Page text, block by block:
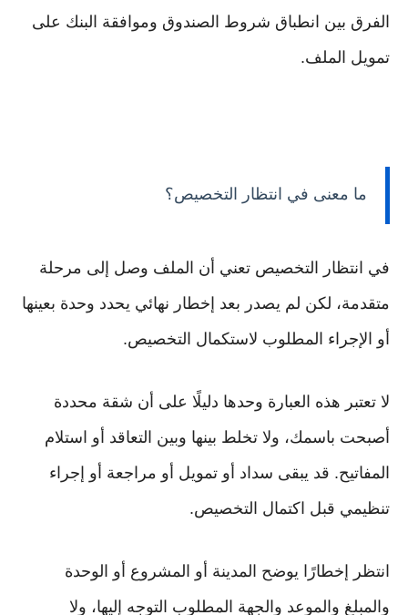
الفرق بين انطباق شروط الصندوق وموافقة البنك على
تمويل الملف.
ما معنى في انتظار التخصيص؟
في انتظار التخصيص تعني أن الملف وصل إلى مرحلة
متقدمة، لكن لم يصدر بعد إخطار نهائي يحدد وحدة بعينها
أو الإجراء المطلوب لاستكمال التخصيص.
لا تعتبر هذه العبارة وحدها دليلًا على أن شقة محددة
أصبحت باسمك، ولا تخلط بينها وبين التعاقد أو استلام
المفاتيح. قد يبقى سداد أو تمويل أو مراجعة أو إجراء
تنظيمي قبل اكتمال التخصيص.
انتظر إخطارًا يوضح المدينة أو المشروع أو الوحدة
والمبلغ والموعد والجهة المطلوب التوجه إليها، ولا